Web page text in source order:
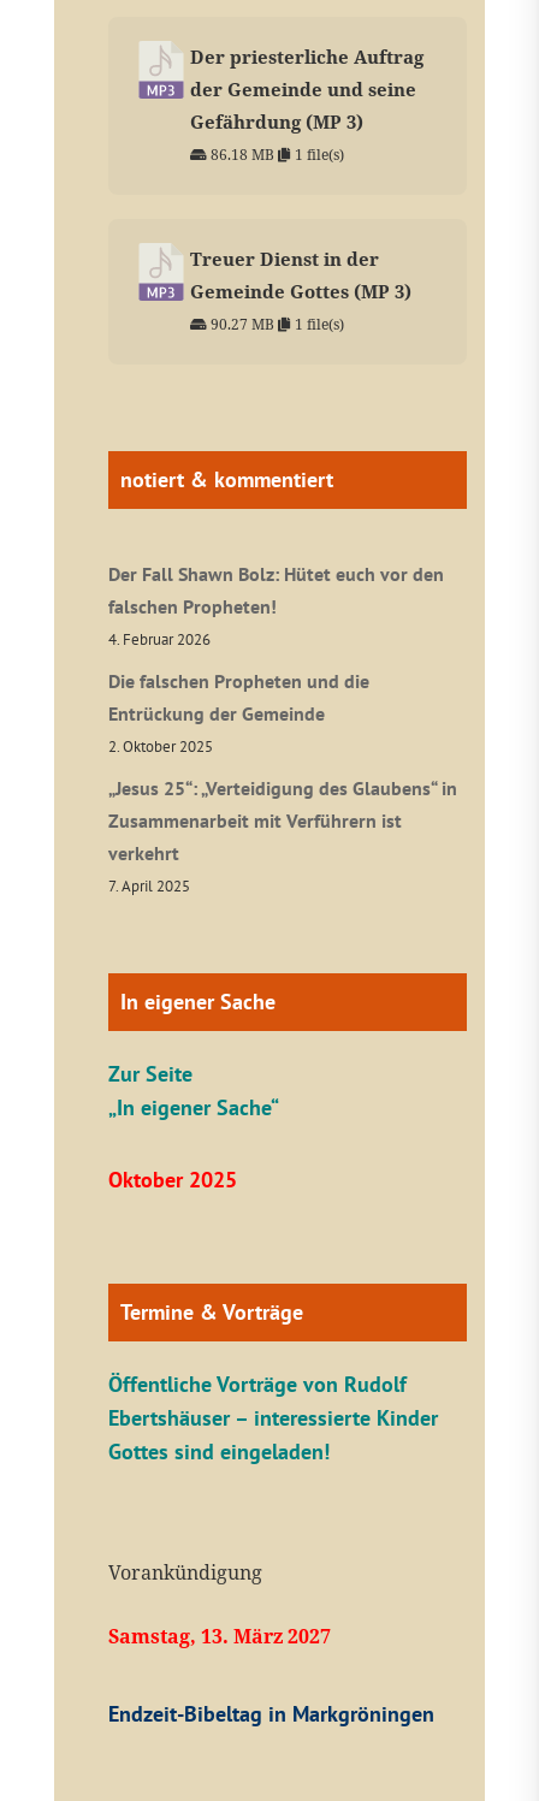
Der priesterliche Auftrag
der Gemeinde und seine
Gefährdung (MP 3)
86.18 MB 1 file(s)
Treuer Dienst in der
Gemeinde Gottes (MP 3)
90.27 MB 1 file(s)
notiert & kommentiert
Der Fall Shawn Bolz: Hütet euch vor den
falschen Propheten!
4. Februar 2026
Die falschen Propheten und die
Entrückung der Gemeinde
2. Oktober 2025
„Jesus 25“: „Verteidigung des Glaubens“ in
Zusammenarbeit mit Verführern ist
verkehrt
7. April 2025
In eigener Sache
Zur Seite
„In eigener Sache“
Oktober 2025
Termine & Vorträge
Öffentliche Vorträge von Rudolf
Ebertshäuser – interessierte Kinder
Gottes sind eingeladen!
Vorankündigung
Samstag, 13. März 2027
Endzeit-Bibeltag in Markgröningen